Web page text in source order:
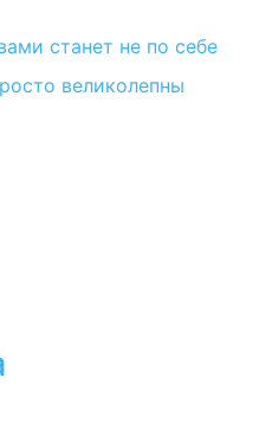
станет не по себе
великолепны